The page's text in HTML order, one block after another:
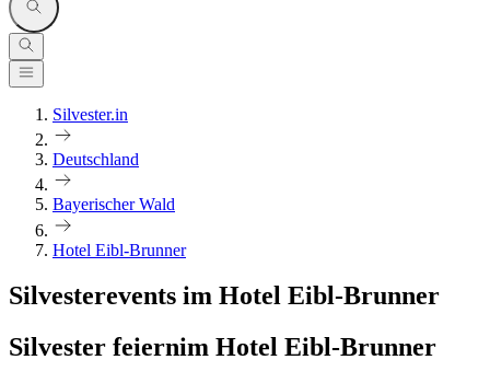
Silvester.in
Deutschland
Bayerischer Wald
Hotel Eibl-Brunner
Silvesterevents im Hotel Eibl-Brunner
Silvester feiernim Hotel Eibl-Brunner